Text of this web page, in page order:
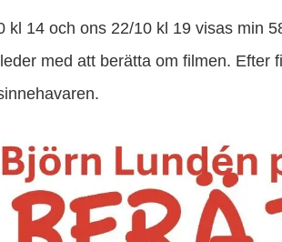
kl 14 och ons 22/10 kl 19 visas min
med att berätta om filmen. Efter